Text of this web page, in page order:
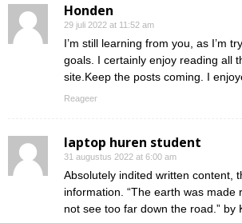
Honden
29 juli 2022 at 11:52 am
I’m still learning from you, as I’m
goals. I certainly enjoy reading all
site.Keep the posts coming. I
Reageer
laptop huren student
31 augustus 2022 at 6:00 am
Absolutely indited written content,
information. “The earth was made
not see too far down the road.” by